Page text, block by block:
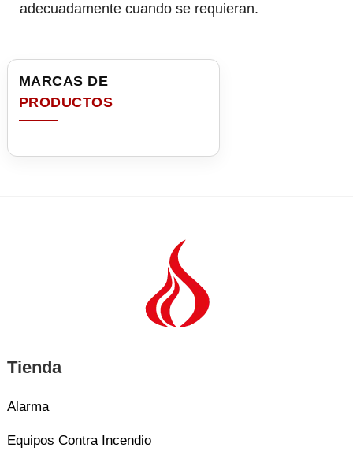
adecuadamente cuando se requieran.
Tienda
Alarma
Equipos Contra Incendio